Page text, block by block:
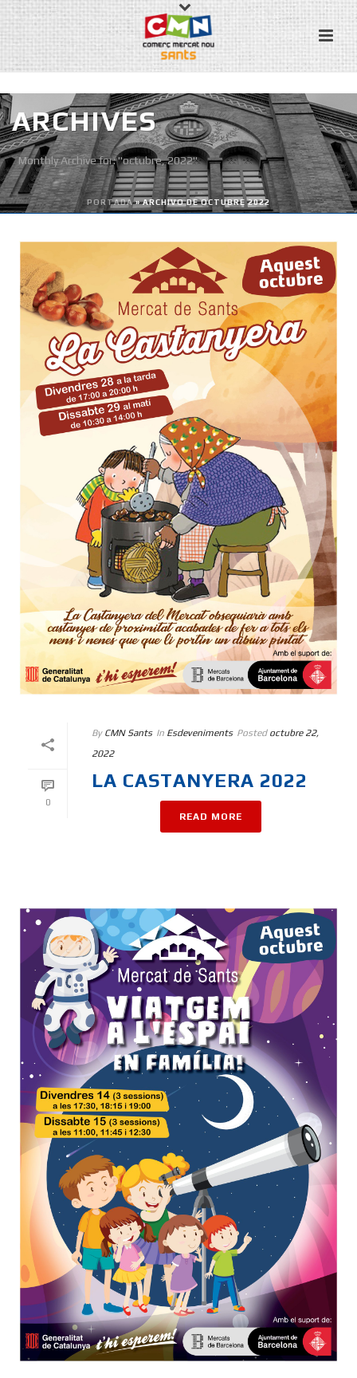
ARCHIVES
Monthly Archive for: "octubre, 2022"
PORTADA»ARCHIVO DE OCTUBRE 2022
0
By CMN Sants In Esdeveniments Posted octubre 22,
2022
LA CASTANYERA 2022
READ MORE